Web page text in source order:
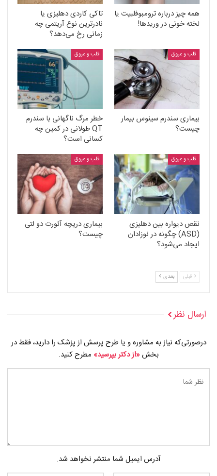
همه چیز درباره ترومبوفلبیت یا
لخته خونی در وریدها!
تاکی کاردی دهلیزی یا
نادرترین نوع آریتمی چه
زمانی رخ می‌دهد؟
قلب و عروق
بیماری سندرم سینوس بیمار
چیست؟
قلب و عروق
خطر مرگ ناگهانی با سندرم
QT طولانی در کمین چه
کسانی است؟
قلب و عروق
نقص دیواره بین دهلیزی
(ASD) چگونه در نوزادان
ایجاد می‌شود؟
قلب و عروق
بیماری دریچه آئورت دو لتی
چیست؟
قبلی بعدی
ارسال نظر
درصورتی‌که نیاز به مشاوره و یا طرح پرسش از پزشک را دارید، فقط در
بخش«از دکتر بپرسید» مطرح کنید.
آدرس ایمیل شما منتشر نخواهد شد.